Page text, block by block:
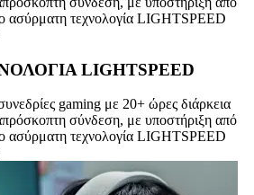
ασύρματη τεχνολογία LIGHTSPEED
LIGHTSPEED
gaming με 20+ ώρες διάρκεια
σύνδεση, με υποστήριξη από
ασύρματη τεχνολογία LIGHTSPEED